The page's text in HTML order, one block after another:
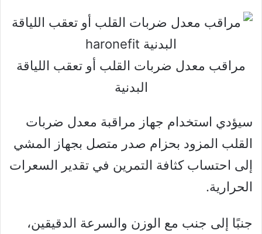
مراقب معدل ضربات القلب أو تعقب اللياقة
البدنية
سيؤدي استخدام جهاز مراقبة معدل ضربات
القلب المزود بحزام صدر متصل بجهاز المشي
إلى احتساب كثافة التمرين في تقدير السعرات
الحرارية.
جنبًا إلى جنب مع الوزن والسرعة الدقيقين،